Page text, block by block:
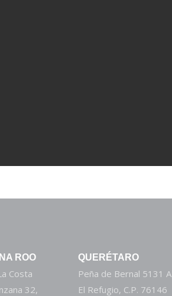
ROO
Costa
32,
QUERÉTARO
Peña de Bernal 5131 A
El Refugio, C.P. 76146